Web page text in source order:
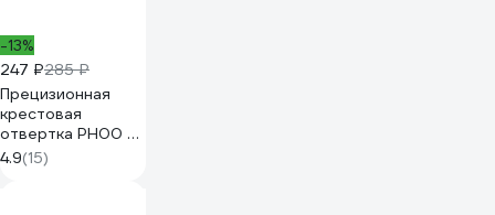
-13%
247 ₽285 ₽
Прецизионная
крестовая
отвертка PH00 x
50 мм NEO TOOLS
S2 04-115
4.9(15)